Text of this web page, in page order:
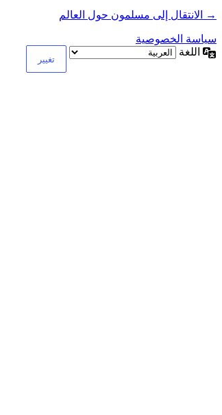
→ الانتقال إلى مسلمون حول العالم
سياسة الخصوصية
اللغة